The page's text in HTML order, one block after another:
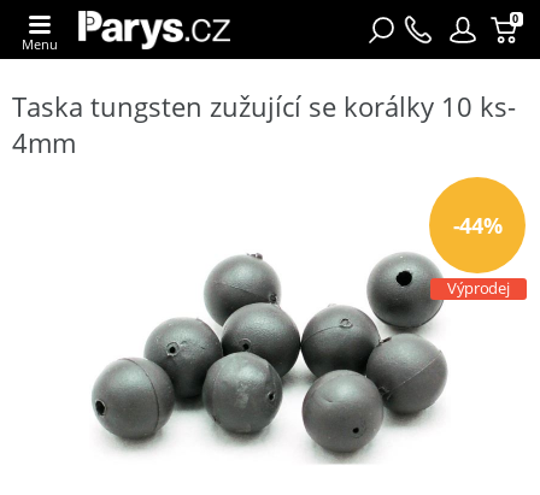
0
Menu
Taska tungsten zužující se korálky 10 ks-
4mm
-44%
Výprodej